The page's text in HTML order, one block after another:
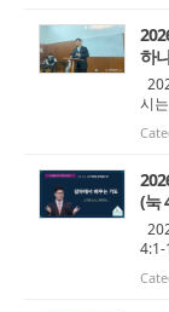
하
시
(눅